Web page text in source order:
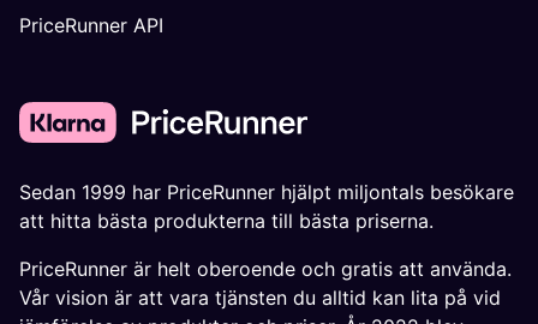
PriceRunner API
Sedan 1999 har PriceRunner hjälpt miljontals besökare
att hitta bästa produkterna till bästa priserna.
PriceRunner är helt oberoende och gratis att använda.
Vår vision är att vara tjänsten du alltid kan lita på vid